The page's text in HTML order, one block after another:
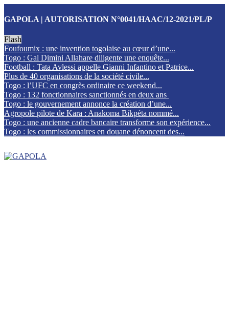
GAPOLA | AUTORISATION N°0041/HAAC/12-2021/PL/P
Flash
Foufoumix : une invention togolaise au cœur d’une...
Togo : Gal Dimini Allahare diligente une enquête...
Football : Tata Avlessi appelle Gianni Infantino et Patrice...
Plus de 40 organisations de la société civile...
Togo : l’UFC en congrès ordinaire ce weekend...
Togo : 132 fonctionnaires sanctionnés en deux ans
Togo : le gouvernement annonce la création d’une...
Agropole pilote de Kara : Anakoma Bikpéta nommé...
Togo : une ancienne cadre bancaire transforme son expérience...
Togo : les commissionnaires en douane dénoncent des...